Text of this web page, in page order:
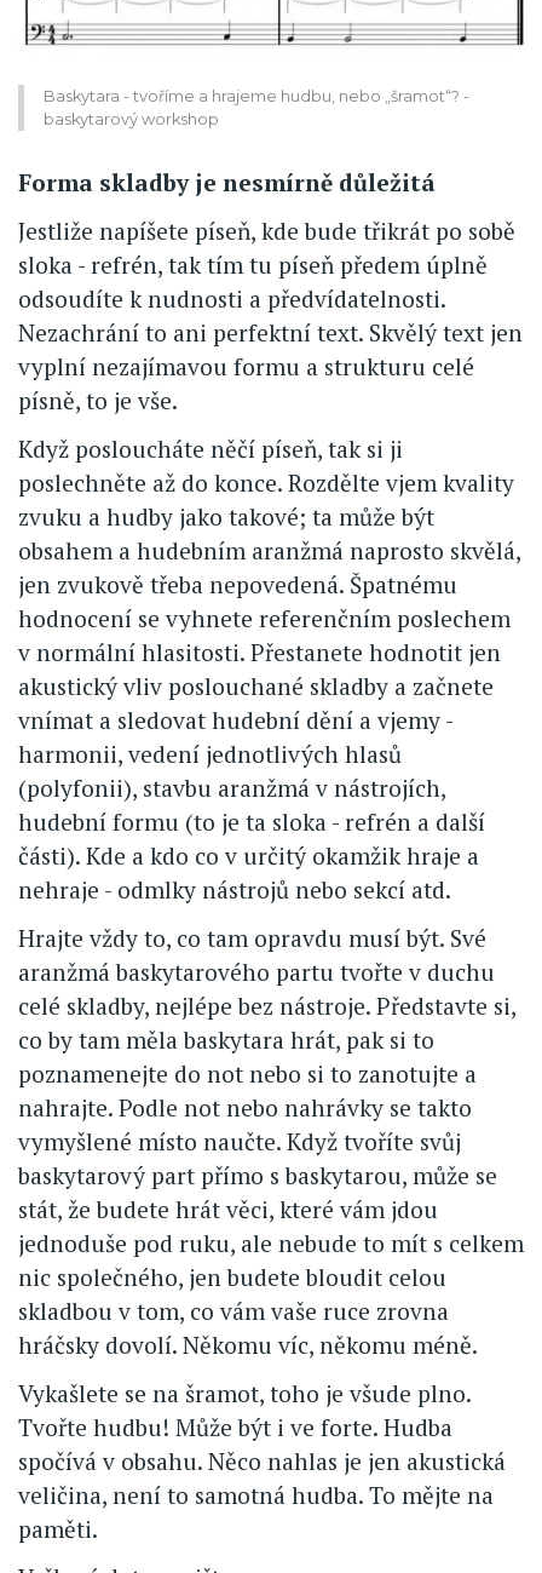
Baskytara - tvoříme a hrajeme hudbu, nebo „šramot“? -
baskytarový workshop
Forma skladby je nesmírně důležitá
Jestliže napíšete píseň, kde bude třikrát po sobě
sloka - refrén, tak tím tu píseň předem úplně
odsoudíte k nudnosti a předvídatelnosti.
Nezachrání to ani perfektní text. Skvělý text jen
vyplní nezajímavou formu a strukturu celé
písně, to je vše.
Když posloucháte něčí píseň, tak si ji
poslechněte až do konce. Rozdělte vjem kvality
zvuku a hudby jako takové; ta může být
obsahem a hudebním aranžmá naprosto skvělá,
jen zvukově třeba nepovedená. Špatnému
hodnocení se vyhnete referenčním poslechem
v normální hlasitosti. Přestanete hodnotit jen
akustický vliv poslouchané skladby a začnete
vnímat a sledovat hudební dění a vjemy -
harmonii, vedení jednotlivých hlasů
(polyfonii), stavbu aranžmá v nástrojích,
hudební formu (to je ta sloka - refrén a další
části). Kde a kdo co v určitý okamžik hraje a
nehraje - odmlky nástrojů nebo sekcí atd.
Hrajte vždy to, co tam opravdu musí být. Své
aranžmá baskytarového partu tvořte v duchu
celé skladby, nejlépe bez nástroje. Představte si,
co by tam měla baskytara hrát, pak si to
poznamenejte do not nebo si to zanotujte a
nahrajte. Podle not nebo nahrávky se takto
vymyšlené místo naučte. Když tvoříte svůj
baskytarový part přímo s baskytarou, může se
stát, že budete hrát věci, které vám jdou
jednoduše pod ruku, ale nebude to mít s celkem
nic společného, jen budete bloudit celou
skladbou v tom, co vám vaše ruce zrovna
hráčsky dovolí. Někomu víc, někomu méně.
Vykašlete se na šramot, toho je všude plno.
Tvořte hudbu! Může být i ve forte. Hudba
spočívá v obsahu. Něco nahlas je jen akustická
veličina, není to samotná hudba. To mějte na
paměti.